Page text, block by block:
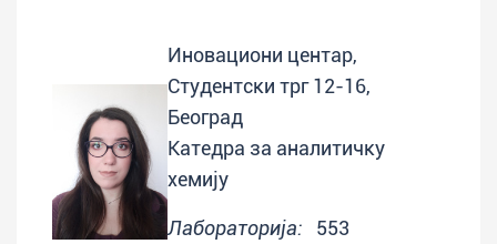
Иновациони центар,
Студентски трг 12-16,
Београд
Катедра за аналитичку
хемију
Лабораторија: 553